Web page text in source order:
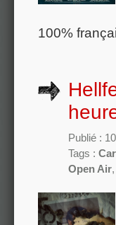
100%
Publié :
Tags :
Open Air